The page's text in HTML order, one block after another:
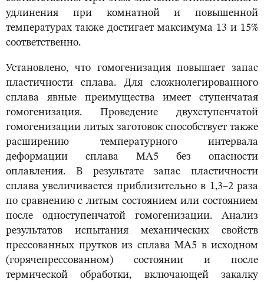
удлинения при комнатной и повышенной
температурах также достигает максимума 13 и 15%
соответственно.
Установлено, что гомогенизация повышает запас
пластичности сплава. Для сложнолегированного
сплава явные преимущества имеет ступенчатая
гомогенизация. Проведение двухступенчатой
гомогенизации литых заготовок способствует также
расширению температурного интервала
деформации сплава МА5 без опасности
оплавления. В результате запас пластичности
сплава увеличивается приблизительно в 1,3–2 раза
по сравнению с литым состоянием или состоянием
после одноступенчатой гомогенизации. Анализ
результатов испытания механических свойств
прессованных прутков из сплава МА5 в исходном
(горячепрессованном) состоянии и после
термической обработки, включающей закалку